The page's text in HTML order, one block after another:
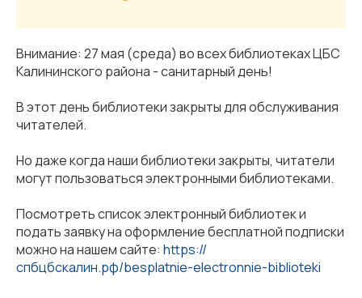
Внимание: 27 мая (среда) во всех библиотеках ЦБС
Калининского района - санитарный день!
В этот день библиотеки закрыты для обслуживания
читателей.
Но даже когда наши библиотеки закрыты, читатели
могут пользоваться электронными библиотеками.
Посмотреть список электронный библиотек и
подать заявку на оформление бесплатной подписки
можно на нашем сайте: https://
спбцбскалин.рф/besplatnie-electronnie-biblioteki